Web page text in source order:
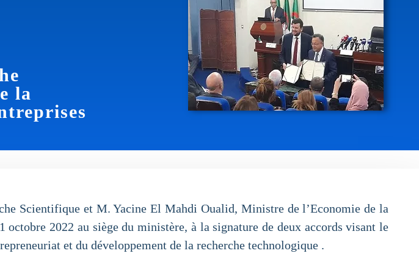
la
Scientifique et M. Yacine El Mahdi Oualid, Ministre de l’Economie de la
2022 au siège du ministère, à la signature de deux accords visant le
et du développement de la recherche technologique .